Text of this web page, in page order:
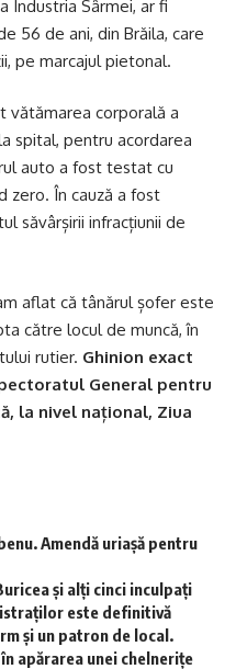
Industria Sârmei, ar fi
56 de ani, din Brăila, care
pe marcajul pietonal.
vătămarea corporală a
spital, pentru acordarea
auto a fost testat cu
În cauză a fost
săvârșirii infracțiunii de
aflat că tânărul șofer este
către locul de muncă, în
rutier. Ghinion exact
General pentru
la nivel național, Ziua
Amendă uriașă pentru
și alți cinci inculpați
este definitivă
și un patron de local.
apărarea unei chelnerițe